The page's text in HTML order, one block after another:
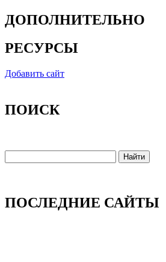
ДОПОЛНИТЕЛЬНО
РЕСУРСЫ
Добавить сайт
ПОИСК
ПОСЛЕДНИЕ САЙТЫ